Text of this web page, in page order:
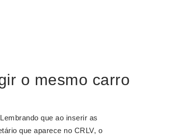
o mesmo carro
que ao inserir as
que aparece no CRLV, o